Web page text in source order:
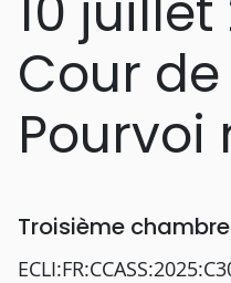
Cour
Pourvoi
Troisième